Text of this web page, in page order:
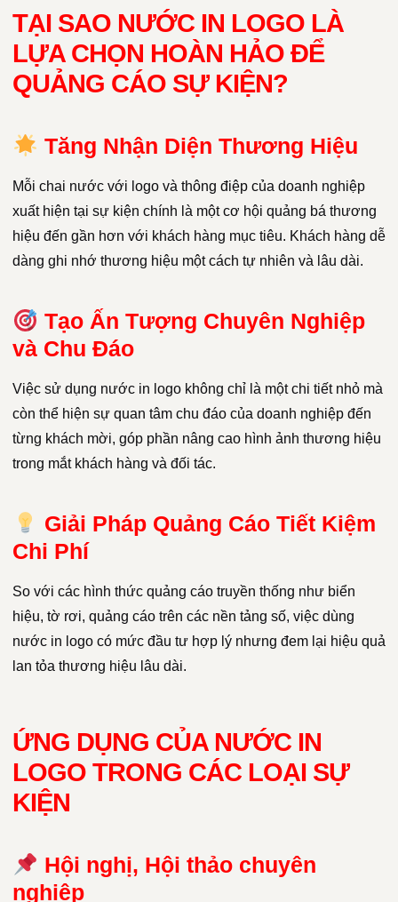
TẠI SAO NƯỚC IN LOGO LÀ
LỰA CHỌN HOÀN HẢO ĐỂ
QUẢNG CÁO SỰ KIỆN?
Tăng Nhận Diện Thương Hiệu
Mỗi chai nước với logo và thông điệp của doanh nghiệp
xuất hiện tại sự kiện chính là một cơ hội quảng bá thương
hiệu đến gần hơn với khách hàng mục tiêu. Khách hàng dễ
dàng ghi nhớ thương hiệu một cách tự nhiên và lâu dài.
Tạo Ấn Tượng Chuyên Nghiệp
và Chu Đáo
Việc sử dụng nước in logo không chỉ là một chi tiết nhỏ mà
còn thể hiện sự quan tâm chu đáo của doanh nghiệp đến
từng khách mời, góp phần nâng cao hình ảnh thương hiệu
trong mắt khách hàng và đối tác.
Giải Pháp Quảng Cáo Tiết Kiệm
Chi Phí
So với các hình thức quảng cáo truyền thống như biển
hiệu, tờ rơi, quảng cáo trên các nền tảng số, việc dùng
nước in logo có mức đầu tư hợp lý nhưng đem lại hiệu quả
lan tỏa thương hiệu lâu dài.
ỨNG DỤNG CỦA NƯỚC IN
LOGO TRONG CÁC LOẠI SỰ
KIỆN
Hội nghị, Hội thảo chuyên
nghiệp